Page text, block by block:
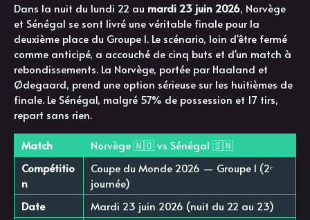
Dans la nuit du lundi 22 au mardi 23 juin 2026, Norvège
et Sénégal se sont livré une véritable finale pour la
deuxième place du Groupe I. Le scénario, loin d'être fermé
comme anticipé, a accouché de cinq buts et d'un match à
rebondissements. La Norvège, portée par Haaland et
Ødegaard, prend une option sérieuse sur les huitièmes de
finale. Le Sénégal, malgré 57% de possession et 17 tirs,
repart sans rien.
Match
Norvège 🇳🇴 vs Sénégal 🇸🇳
Compétitio
n
Coupe du Monde 2026 — Groupe I (2ᵉ
journée)
Date
Mardi 23 juin 2026 (nuit du 22 au 23)